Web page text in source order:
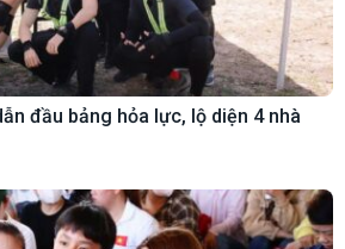
đầu bảng hỏa lực, lộ diện 4 nhà